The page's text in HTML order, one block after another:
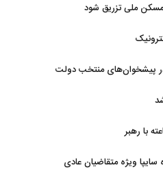
پیشخوان‌های منتخب دولت
ویژه متقاضیان عادی